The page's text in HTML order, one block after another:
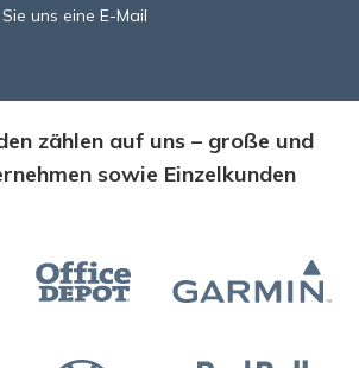
uns eine E-Mail
zählen auf uns – große und
sowie Einzelkunden